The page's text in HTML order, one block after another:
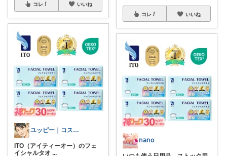
コレ いいね
ユッピー｜コスメと子育てROOM
ITO（アイティーオー）のフェ
イシャルタオ ...
コレ いいね
𝗇𝖺𝗇𝗈